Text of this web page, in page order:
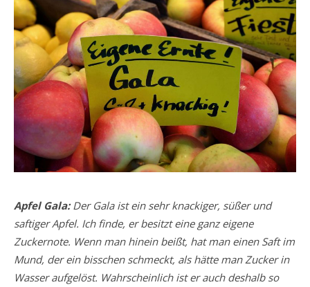
Apfel Gala:Der Gala ist ein sehr knackiger, süßer und
saftiger Apfel. Ich finde, er besitzt eine ganz eigene
Zuckernote. Wenn man hinein beißt, hat man einen Saft im
Mund, der ein bisschen schmeckt, als hätte man Zucker in
Wasser aufgelöst. Wahrscheinlich ist er auch deshalb so